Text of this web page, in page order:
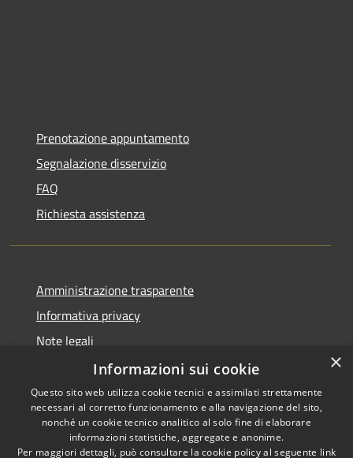
Prenotazione appuntamento
Segnalazione disservizio
FAQ
Richiesta assistenza
Amministrazione trasparente
Informativa privacy
Note legali
Dichiarazione di accessibilità
RSS
Copyright © 2026 • Comune di
×
Informazioni sui cookie
Questo sito web utilizza cookie tecnici e assimilati strettamente
necessari al corretto funzionamento e alla navigazione del sito,
nonché un cookie tecnico analitico al solo fine di elaborare
informazioni statistiche, aggregate e anonime.
Per maggiori dettagli, può consultare la cookie policy al seguente link